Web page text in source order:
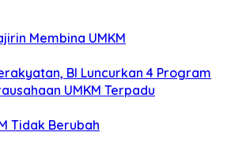
Membina UMKM
BI Luncurkan 4 Program
UMKM Terpadu
Tidak Berubah